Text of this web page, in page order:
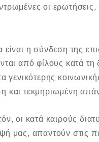
οι
η σύνδεση της
από φίλους κατά
γενικότερης
τεκμηριωμένη
οι κατά καιρούς
μας, απαντούν στις